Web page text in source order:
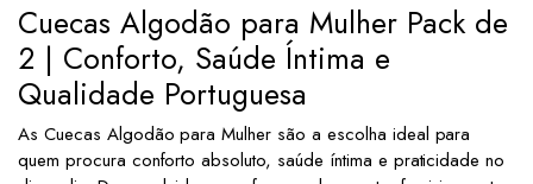
Cuecas Algodão para Mulher Pack de
2 | Conforto, Saúde Íntima e
Qualidade Portuguesa
As Cuecas Algodão para Mulher são a escolha ideal para
quem procura conforto absoluto, saúde íntima e praticidade no